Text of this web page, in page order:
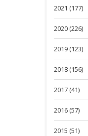
2021 (177)
2020 (226)
2019 (123)
2018 (156)
2017 (41)
2016 (57)
2015 (51)